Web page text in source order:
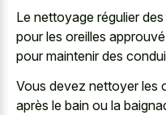
Le nettoyage régulier
pour les oreilles
pour maintenir des
Vous devez nettoyer les
après le bain ou la